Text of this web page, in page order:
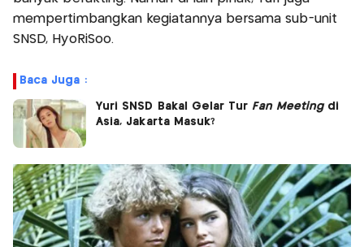
mempertimbangkan kegiatannya bersama sub-unit
SNSD, HyoRiSoo.
Baca Juga :
Yuri SNSD Bakal Gelar Tur Fan Meetingdi
Asia, Jakarta Masuk?